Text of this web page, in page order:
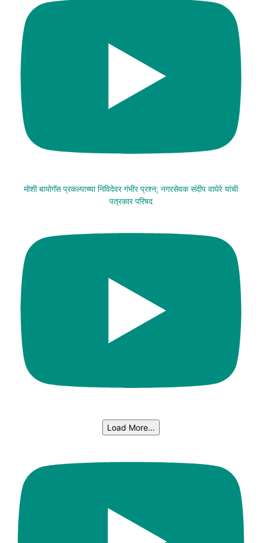
मोशी बायोगॅस प्रकल्पाच्या निविदेवर गंभीर प्रश्न; नगरसेवक संदीप वाघेरे यांची
पत्रकार परिषद
Load More...